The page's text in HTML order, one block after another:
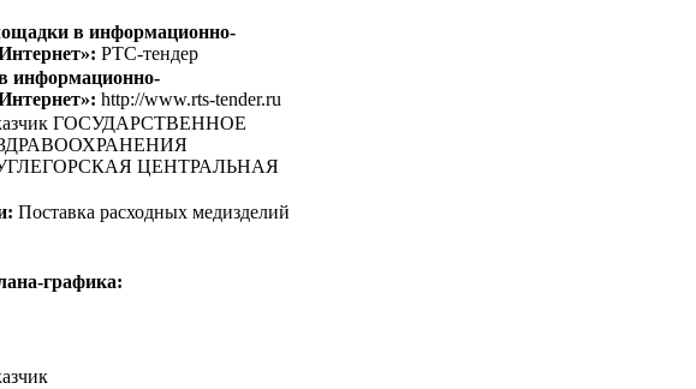
в информационно-
РТС-тендер
информационно-
http://www.rts-tender.ru
ГОСУДАРСТВЕННОЕ
ЦЕНТРАЛЬНАЯ
Поставка расходных медизделий
графика: